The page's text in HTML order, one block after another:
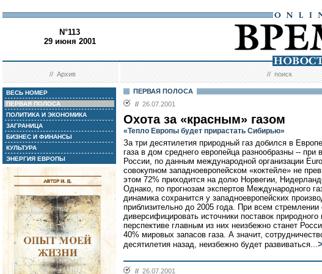
N°113
29 июня 2001
//Архив //поиск
ВЕСЬ НОМЕР
ПЕРВАЯ ПОЛОСА
ПОЛИТИКА И ЭКОНОМИКА
ЗАГРАНИЦА
БИЗНЕС И ФИНАНСЫ
КУЛЬТУРА
ЭНЕРГИЯ ЕВРОПЫ
ПЕРВАЯ ПОЛОСА
// 26.07.2001
Охота за «красным» газом
«Тепло Европы будет прирастать Сибирью»
За три десятилетия природный газ добился в
газа в дом среднего европейца разнообразны -- при
России, по данным международной организации
совокупном западноевропейском «коктейле» не
этом 72% приходится на долю Норвегии,
Однако, по прогнозам экспертов Международного
динамика сохранится у западноевропейских
приблизительно до 2005 года. При всем стремлении
диверсифицировать источники поставок
перспективе главным из них неизбежно станет
40% мировых запасов газа. А значит,
десятилетия назад, неизбежно будет развиваться...
// 26.07.2001